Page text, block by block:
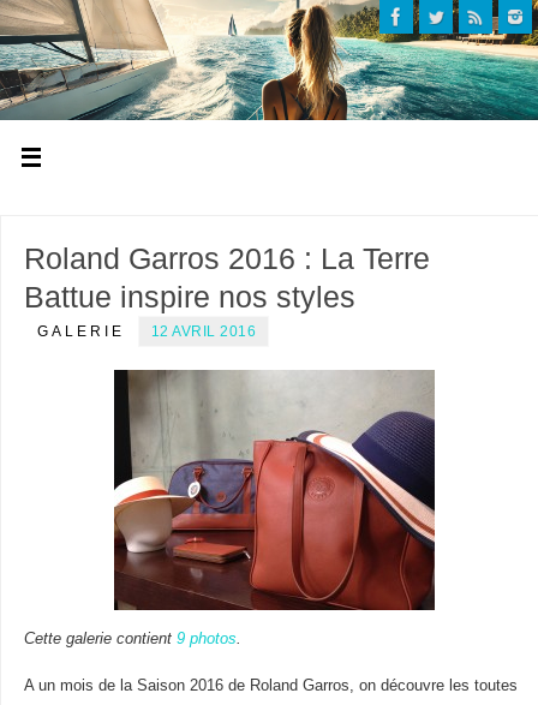
Roland Garros 2016 : La Terre
Battue inspire nos styles
GALERIE 12 AVRIL 2016
Cette galerie contient 9 photos.
A un mois de la Saison 2016 de Roland Garros, on découvre les toutes